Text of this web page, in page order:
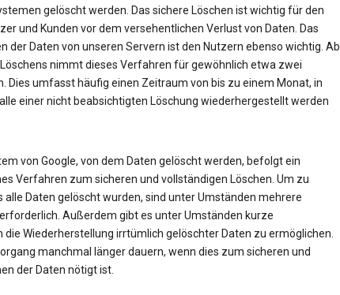
gelöscht werden. Das sichere Löschen ist wichtig für den
und Kunden vor dem versehentlichen Verlust von Daten. Das
der Daten von unseren Servern ist den Nutzern ebenso wichtig. Ab
nimmt dieses Verfahren für gewöhnlich etwa zwei
Dies umfasst häufig einen Zeitraum von bis zu einem Monat, in
einer nicht beabsichtigten Löschung wiederhergestellt werden
von Google, von dem Daten gelöscht werden, befolgt ein
Verfahren zum sicheren und vollständigen Löschen. Um zu
alle Daten gelöscht wurden, sind unter Umständen mehrere
Außerdem gibt es unter Umständen kurze
die Wiederherstellung irrtümlich gelöschter Daten zu ermöglichen.
manchmal länger dauern, wenn dies zum sicheren und
der Daten nötigt ist.